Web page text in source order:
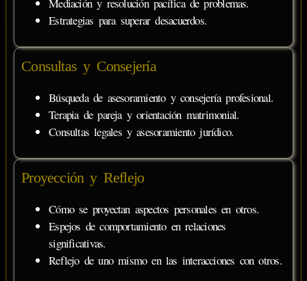
Estrategias para superar desacuerdos.
Consultas y Consejería
Búsqueda de asesoramiento y consejería profesional.
Terapia de pareja y orientación matrimonial.
Consultas legales y asesoramiento jurídico.
Proyección y Reflejo
Cómo se proyectan aspectos personales en otros.
Espejos de comportamiento en relaciones
significativas.
Reflejo de uno mismo en las interacciones con otros.